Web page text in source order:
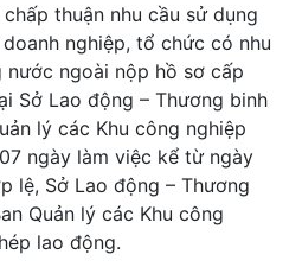
thuận nhu cầu sử dụng
nghiệp, tổ chức có nhu
ngoài nộp hồ sơ cấp
Sở Lao động – Thương binh
lý các Khu công nghiệp
ngày làm việc kể từ ngày
lệ, Sở Lao động – Thương
Quản lý các Khu công
lao động.